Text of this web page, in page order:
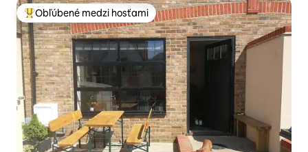
Najobľúbenejšie medzi hosťami
Obľúbené medzi hosťami